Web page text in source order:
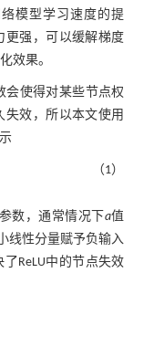
模型学习速度的提
更强，可以缓解梯度
效果。
会使得对某些节点权
效，所以本文使用
（1）
数，通常情况下a值
线性分量赋予负输入
ReLU中的节点失效